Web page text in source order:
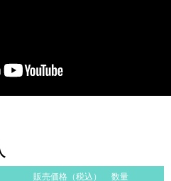
販売価格（税込） 数量